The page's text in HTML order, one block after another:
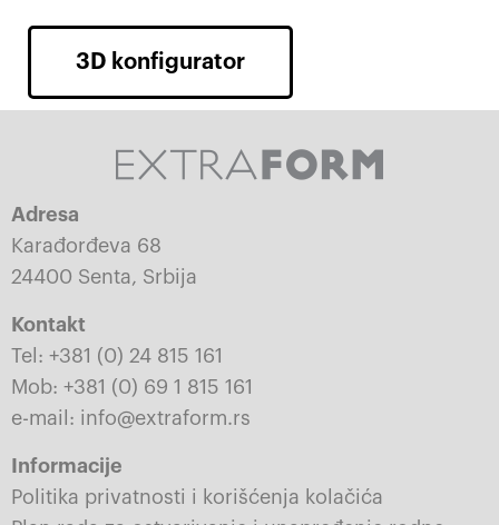
3D konfigurator
Adresa
Karađorđeva 68
24400 Senta, Srbija
Kontakt
Tel: +381 (0) 24 815 161
Mob: +381 (0) 69 1 815 161
e-mail: info@extraform.rs
Informacije
Politika privatnosti i korišćenja kolačića